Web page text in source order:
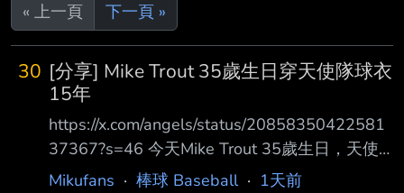
« 上一頁 下一頁 »
30 [分享] Mike Trout 35歲生日穿天使隊球衣
15年
https://x.com/angels/status/20858350422581
37367?s=46 今天Mike Trout 35歲生日，天使
官方發布祝賀 查了一下目前Mike Trout 15年16
Mikufans · 棒球 Baseball· 1天前